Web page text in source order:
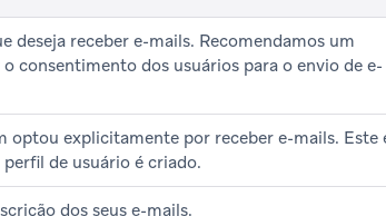
receber e-mails. Recomendamos um
consentimento dos usuários para o envio de e-
optou explicitamente por receber e-mails. Este
de usuário é criado.
dos seus e-mails.